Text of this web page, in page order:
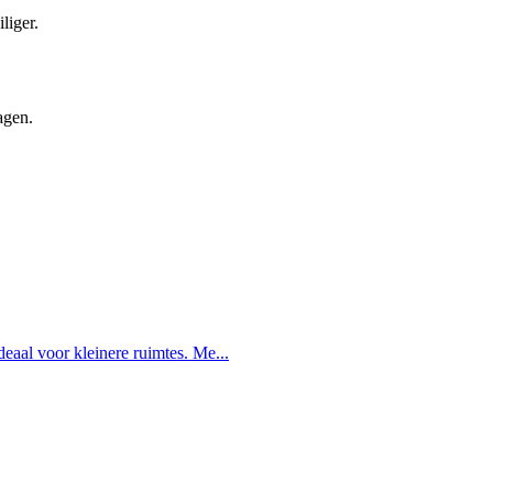
voor kleinere ruimtes. Me...